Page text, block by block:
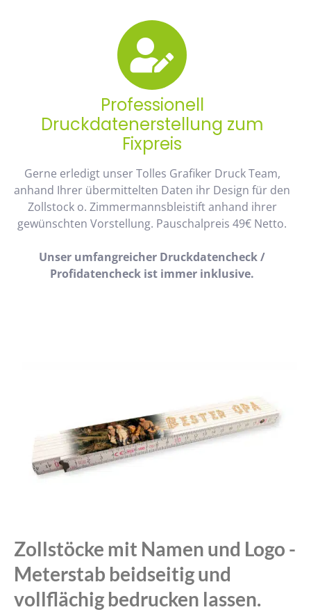
Professionell
Druckdatenerstellung zum
Fixpreis
Gerne erledigt unser Tolles Grafiker Druck Team,
anhand Ihrer übermittelten Daten ihr Design für den
Zollstock o. Zimmermannsbleistift anhand ihrer
gewünschten Vorstellung. Pauschalpreis 49€ Netto.
Unser umfangreicher Druckdatencheck /
Profidatencheck ist immer inklusive.
Zollstöcke mit Namen und Logo -
Meterstab beidseitig und
vollflächig bedrucken lassen.